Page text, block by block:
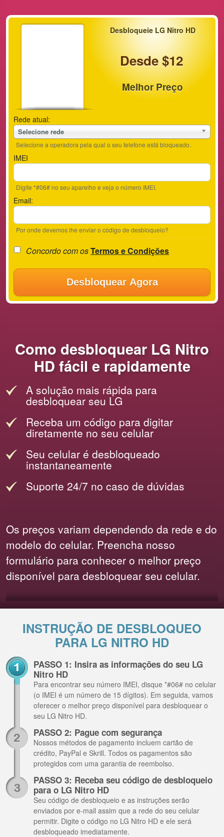
Desbloqueie LG Nitro HD
Desde $12
Melhor Preço
Rede atual:
Selecione rede
Selecione a operadora pela qual o seu telefone está bloqueado.
IMEI
Digite *#06# no seu aparelho e veja o número IMEI.
Email:
Por onde devemos lhe enviar o código de desbloqueio?
Concordo com osTermos e Condições
Desbloquear Agora
Como desbloquear LG Nitro
HD fácil e rapidamente
A solução mais rápida para
desbloquear seu LG
Receba um código para digitar
diretamente no seu celular
Seu celular é desbloqueado
instantaneamente
Suporte 24/7 no caso de dúvidas
Os preços variam dependendo da rede e do
modelo do celular. Preencha nosso
formulário para conhecer o melhor preço
disponível para desbloquear seu celular.
INSTRUÇÃO DE DESBLOQUEO
PARA LG NITRO HD
PASSO 1: Insira as informações do seu LG
Nitro HD
Para encontrar seu número IMEI, disque *#06# no celular
(o IMEI é um número de 15 dígitos). Em seguida, vamos
oferecer o melhor preço disponível para desbloquear o
seu LG Nitro HD.
PASSO 2: Pague com segurança
Nossos métodos de pagamento incluem cartão de
crédito, PayPal e Skrill. Todos os pagamentos são
protegidos com uma garantia de reembolso.
PASSO 3: Receba seu código de desbloqueio
para o LG Nitro HD
Seu código de desbloqueio e as instruções serão
enviados por e-mail assim que a rede do seu celular
permitir. Digite o código no LG Nitro HD e ele será
desbloqueado imediatamente.